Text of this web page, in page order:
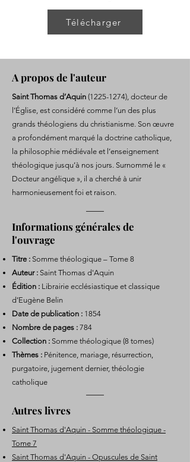
Télécharger
A propos de l'auteur
Saint Thomas d’Aquin (1225-1274), docteur de
l’Église, est considéré comme l’un des plus
grands théologiens du christianisme. Son œuvre
a profondément marqué la doctrine catholique,
la philosophie médiévale et l’enseignement
théologique jusqu’à nos jours. Surnommé le «
Docteur angélique », il a cherché à unir
harmonieusement foi et raison.
Informations générales de
l'ouvrage
Titre : Somme théologique – Tome 8
Auteur : Saint Thomas d'Aquin
Édition : Librairie ecclésiastique et classique
d’Eugène Belin
Date de publication : 1854
Nombre de pages : 784
Collection : Somme théologique (8 tomes)
Thèmes : Pénitence, mariage, résurrection,
purgatoire, jugement dernier, théologie
catholique
Autres livres
Saint Thomas d'Aquin - Somme théologique -
Tome 7
Saint Thomas d'Aquin - Opuscules de Saint